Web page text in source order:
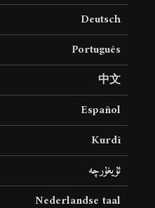
Deutsch
Português
中文
Español
Kurdî
ئۇيغۇرچە
Nederlandse taal